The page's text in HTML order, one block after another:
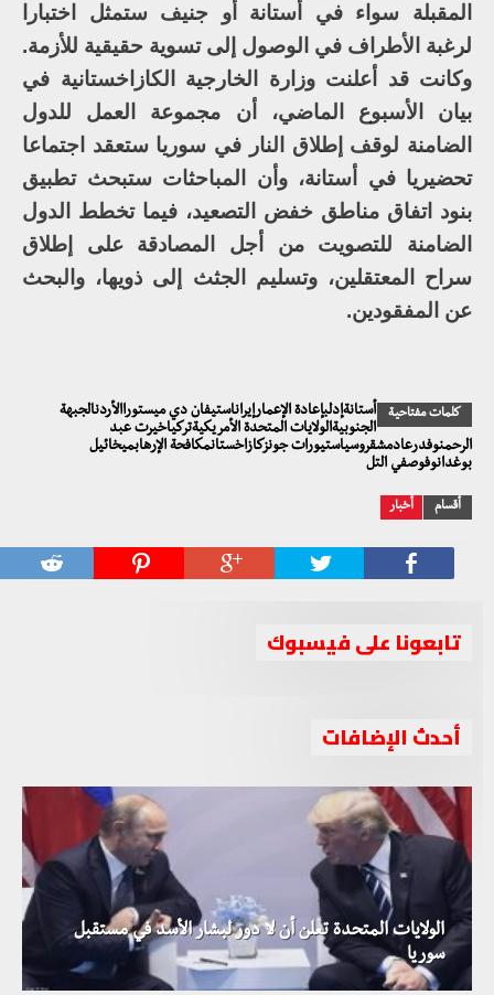
المقبلة سواء في أستانة أو جنيف ستمثل اختبارا
لرغبة الأطراف في الوصول إلى تسوية حقيقية للأزمة.
وكانت قد أعلنت وزارة الخارجية الكازاخستانية في
بيان الأسبوع الماضي، أن مجموعة العمل للدول
الضامنة لوقف إطلاق النار في سوريا ستعقد اجتماعا
تحضيريا في أستانة، وأن المباحثات ستبحث تطبيق
بنود اتفاق مناطق خفض التصعيد، فيما تخطط الدول
الضامنة للتصويت من أجل المصادقة على إطلاق
سراح المعتقلين، وتسليم الجثث إلى ذويها، والبحث
عن المفقودين.
كلمات مفتاحية
أستانةإدلبإعادة الإعمارإيراناستيفان دي ميستوراالأردنالجبهة
الجنوبيةالولايات المتحدة الأمريكيةتركياخيرت عبد
الرحمنوفدرعادمشقروسياستيورات جونزكازاخستانمكافحة الإرهابميخائيل
بوغدانوفوصفي التل
أقسام أخبار
تابعونا على فيسبوك
أحدث الإضافات
الولايات المتحدة تعلن أن لا دور لبشار الأسد في مستقبل
سوريا